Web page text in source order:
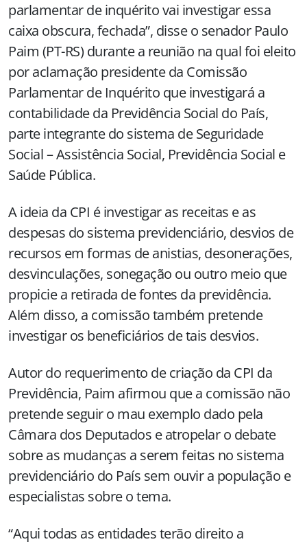
parlamentar de inquérito vai investigar essa
caixa obscura, fechada”, disse o senador Paulo
Paim (PT-RS) durante a reunião na qual foi eleito
por aclamação presidente da Comissão
Parlamentar de Inquérito que investigará a
contabilidade da Previdência Social do País,
parte integrante do sistema de Seguridade
Social – Assistência Social, Previdência Social e
Saúde Pública.
A ideia da CPI é investigar as receitas e as
despesas do sistema previdenciário, desvios de
recursos em formas de anistias, desonerações,
desvinculações, sonegação ou outro meio que
propicie a retirada de fontes da previdência.
Além disso, a comissão também pretende
investigar os beneficiários de tais desvios.
Autor do requerimento de criação da CPI da
Previdência, Paim afirmou que a comissão não
pretende seguir o mau exemplo dado pela
Câmara dos Deputados e atropelar o debate
sobre as mudanças a serem feitas no sistema
previdenciário do País sem ouvir a população e
especialistas sobre o tema.
“Aqui todas as entidades terão direito a